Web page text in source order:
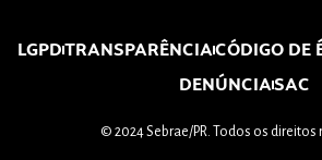
LGPDTRANSPARÊNCIACÓDIGO DE
DENÚNCIASAC
© 2024 Sebrae/PR. Todos os direitos